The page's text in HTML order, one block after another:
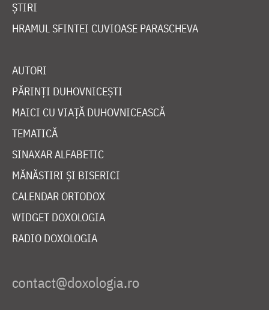
ȘTIRI
HRAMUL SFINTEI CUVIOASE PARASCHEVA
AUTORI
PĂRINȚI DUHOVNICEȘTI
MAICI CU VIAȚĂ DUHOVNICEASCĂ
TEMATICĂ
SINAXAR ALFABETIC
MĂNĂSTIRI ȘI BISERICI
CALENDAR ORTODOX
WIDGET DOXOLOGIA
RADIO DOXOLOGIA